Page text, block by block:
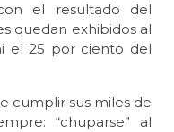
el resultado del
quedan exhibidos al
el 25 por ciento del
cumplir sus miles de
“chuparse” al